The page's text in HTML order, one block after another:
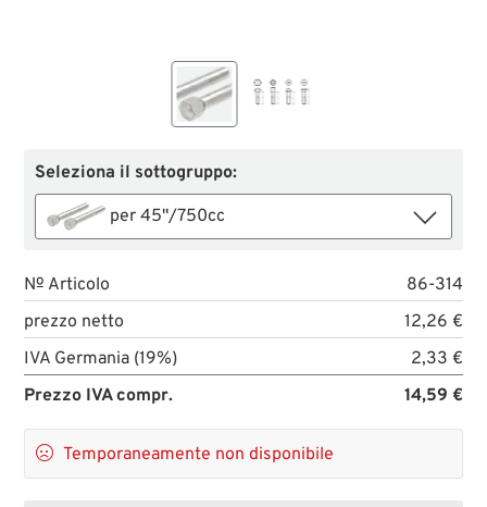
Seleziona il sottogruppo:
per 45"/750cc
№ Articolo
86-314
prezzo netto
12,26 €
IVA Germania (19%)
2,33 €
Prezzo IVA compr.
14,59 €
 Temporaneamente non disponibile